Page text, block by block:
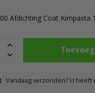
Afdichting Coat Kimpasta
Vandaag verzonden? U heeft